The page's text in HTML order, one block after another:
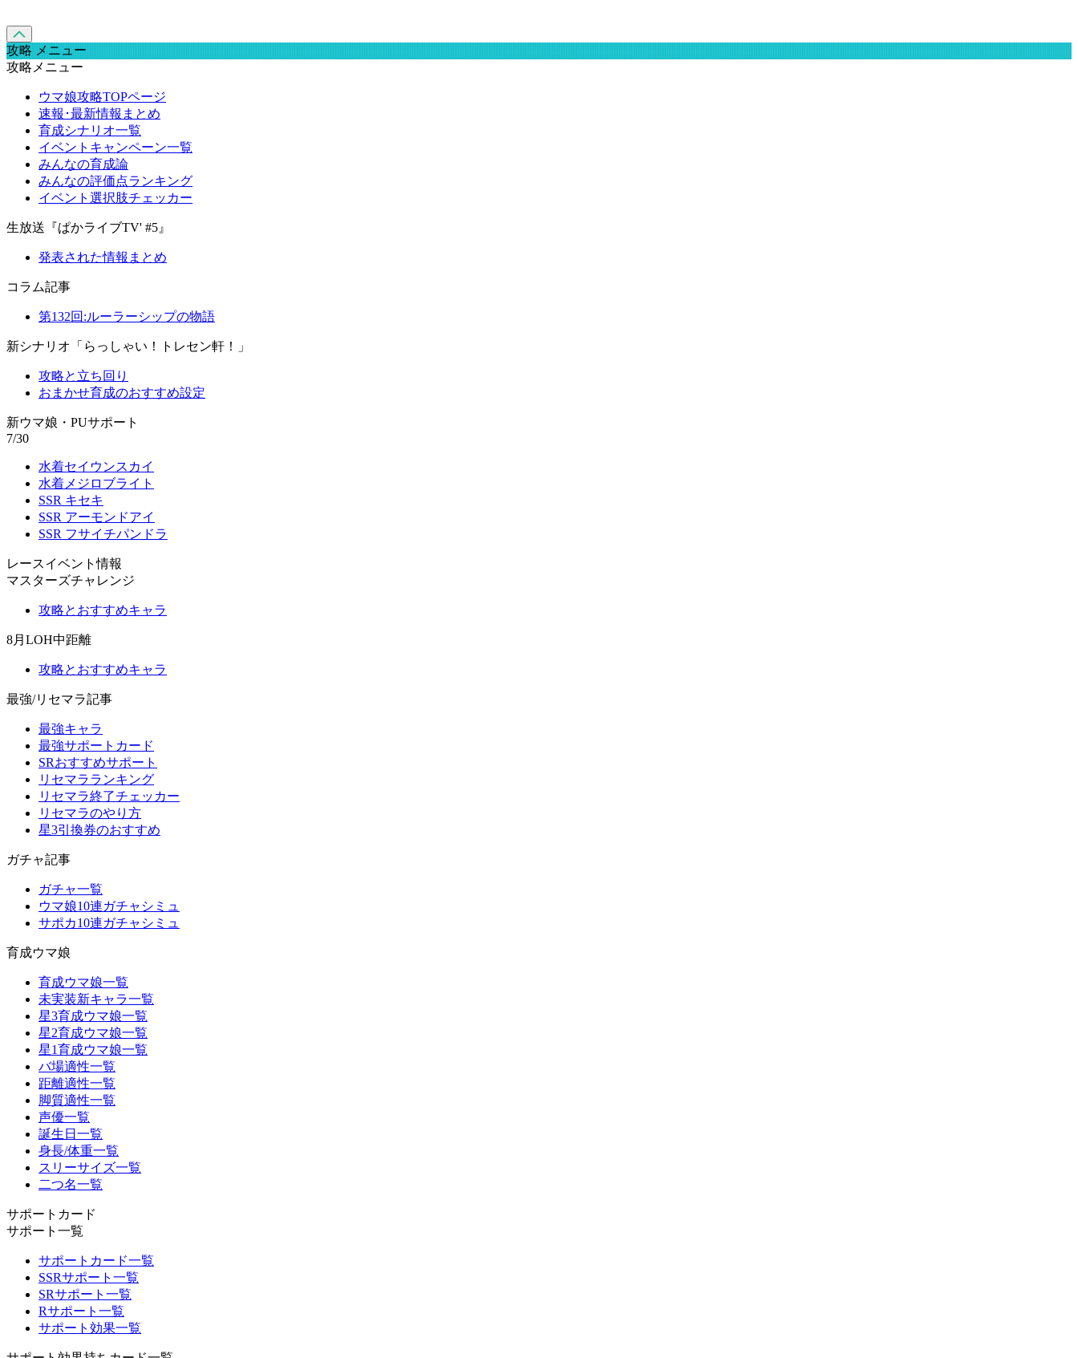
攻略 メニュー
攻略メニュー
ウマ娘攻略TOPページ
速報･最新情報まとめ
育成シナリオ一覧
イベントキャンペーン一覧
みんなの育成論
みんなの評価点ランキング
イベント選択肢チェッカー
生放送『ぱかライブTV' #5』
発表された情報まとめ
コラム記事
第132回:ルーラーシップの物語
新シナリオ「らっしゃい！トレセン軒！」
攻略と立ち回り
おまかせ育成のおすすめ設定
新ウマ娘・PUサポート
7/30
水着セイウンスカイ
水着メジロブライト
SSR キセキ
SSR アーモンドアイ
SSR フサイチパンドラ
レースイベント情報
マスターズチャレンジ
攻略とおすすめキャラ
8月LOH中距離
攻略とおすすめキャラ
最強/リセマラ記事
最強キャラ
最強サポートカード
SRおすすめサポート
リセマラランキング
リセマラ終了チェッカー
リセマラのやり方
星3引換券のおすすめ
ガチャ記事
ガチャ一覧
ウマ娘10連ガチャシミュ
サポカ10連ガチャシミュ
育成ウマ娘
育成ウマ娘一覧
未実装新キャラ一覧
星3育成ウマ娘一覧
星2育成ウマ娘一覧
星1育成ウマ娘一覧
バ場適性一覧
距離適性一覧
脚質適性一覧
声優一覧
誕生日一覧
身長/体重一覧
スリーサイズ一覧
二つ名一覧
サポートカード
サポート一覧
サポートカード一覧
SSRサポート一覧
SRサポート一覧
Rサポート一覧
サポート効果一覧